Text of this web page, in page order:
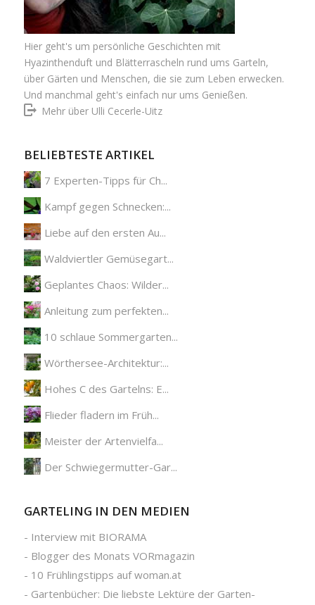
Hier geht's um persönliche Geschichten mit
Hyazinthenduft und Blätterrascheln rund ums Garteln,
über Gärten und Menschen, die sie zum Leben erwecken.
Und manchmal geht's einfach nur ums Genießen.
Mehr über Ulli Cecerle-Uitz
BELIEBTESTE ARTIKEL
7 Experten-Tipps für Ch...
Kampf gegen Schnecken:...
Liebe auf den ersten Au...
Waldviertler Gemüsegart...
Geplantes Chaos: Wilder...
Anleitung zum perfekten...
10 schlaue Sommergarten...
Wörthersee-Architektur:...
Hohes C des Gartelns: E...
Flieder fladern im Früh...
Meister der Artenvielfa...
Der Schwiegermutter-Gar...
GARTELING IN DEN MEDIEN
- Interview mit BIORAMA
- Blogger des Monats VORmagazin
- 10 Frühlingstipps auf woman.at
- Gartenbücher: Die liebste Lektüre der Garten-